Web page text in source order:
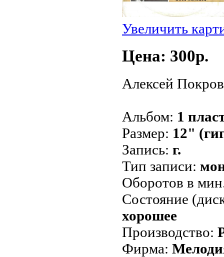
Увеличить
Цена: 300p.
Алексей
Альбом: 1
Размер: 12"
Запись: г.
Тип записи:
Оборотов в
Состояние
хорошее
Производство:
Фирма: